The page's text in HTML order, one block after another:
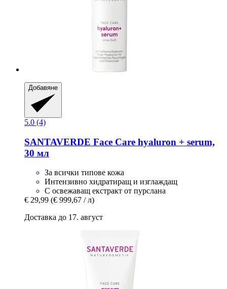
Добавяне
5.0 (4)
SANTAVERDE Face Care hyaluron + serum,
30 мл
За всички типове кожа
Интензивно хидратиращ и изглаждащ
С освежаващ екстракт от пурслана
€ 29,99 (€ 999,67 / л)
Доставка до 17. август